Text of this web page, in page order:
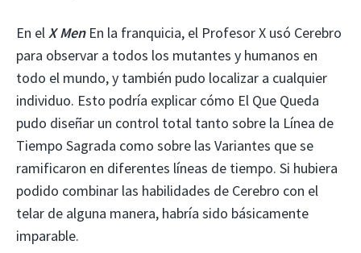
En elX MenEn la franquicia, el Profesor X usó Cerebro
para observar a todos los mutantes y humanos en
todo el mundo, y también pudo localizar a cualquier
individuo. Esto podría explicar cómo El Que Queda
pudo diseñar un control total tanto sobre la Línea de
Tiempo Sagrada como sobre las Variantes que se
ramificaron en diferentes líneas de tiempo. Si hubiera
podido combinar las habilidades de Cerebro con el
telar de alguna manera, habría sido básicamente
imparable.